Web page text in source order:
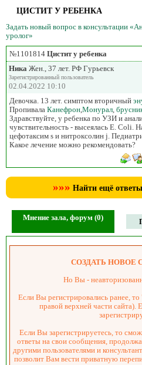
ЦИСТИТ У РЕБЕНКА
Задать новый вопрос в консультации
уролог»
№1101814 Цистит у ребенка
Ника Жен., 37 лет. РФ Гурьевск
Зарегистрированный пользователь
02.04.2022 10:10
Девочка. 13 лет. симптом вторичный
Пропивала Канефрон Монурал
Здравствуйте, у ребенка по УЗИ и
чувствительность - высеялась E. Coli.
цефотаксим s и нитроксолин j.
Какое лечение можно рекомендовать?
»»» Найти ещё ответы
Мнение зала, форум (0)
СОЗДАТЬ НОВОЕ
Но Вы -
Если Вы регистрировались ранее,
правой верхней части сайта).
Если Вы зарегистрируетесь, то
ответы на свои сообщения,
другими пользователями и
позволит Вам вести приватную